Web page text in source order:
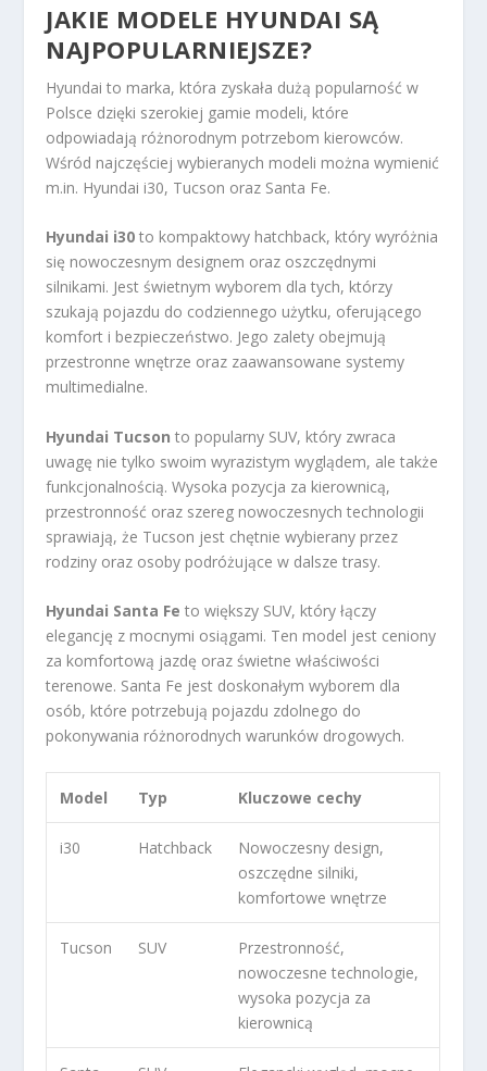
JAKIE MODELE HYUNDAI SĄ
NAJPOPULARNIEJSZE?
Hyundai to marka, która zyskała dużą popularność w
Polsce dzięki szerokiej gamie modeli, które
odpowiadają różnorodnym potrzebom kierowców.
Wśród najczęściej wybieranych modeli można wymienić
m.in. Hyundai i30, Tucson oraz Santa Fe.
Hyundai i30 to kompaktowy hatchback, który wyróżnia
się nowoczesnym designem oraz oszczędnymi
silnikami. Jest świetnym wyborem dla tych, którzy
szukają pojazdu do codziennego użytku, oferującego
komfort i bezpieczeństwo. Jego zalety obejmują
przestronne wnętrze oraz zaawansowane systemy
multimedialne.
Hyundai Tucson to popularny SUV, który zwraca
uwagę nie tylko swoim wyrazistym wyglądem, ale także
funkcjonalnością. Wysoka pozycja za kierownicą,
przestronność oraz szereg nowoczesnych technologii
sprawiają, że Tucson jest chętnie wybierany przez
rodziny oraz osoby podróżujące w dalsze trasy.
Hyundai Santa Fe to większy SUV, który łączy
elegancję z mocnymi osiągami. Ten model jest ceniony
za komfortową jazdę oraz świetne właściwości
terenowe. Santa Fe jest doskonałym wyborem dla
osób, które potrzebują pojazdu zdolnego do
pokonywania różnorodnych warunków drogowych.
Model Typ Kluczowe cechy
i30 Hatchback
Nowoczesny design,
oszczędne silniki,
komfortowe wnętrze
Tucson SUV
Przestronność,
nowoczesne technologie,
wysoka pozycja za
kierownicą